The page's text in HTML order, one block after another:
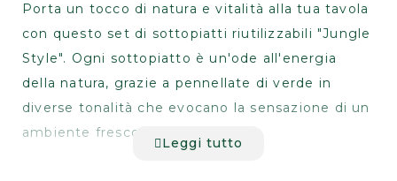
Porta un tocco di natura e vitalità alla tua tavola
con questo set di sottopiatti riutilizzabili "Jungle
Style". Ogni sottopiatto è un'ode all'energia
della natura, grazie a pennellate di verde in
diverse tonalità che evocano la sensazione di un
ambiente fresco e rigoglioso.
Leggi tutto